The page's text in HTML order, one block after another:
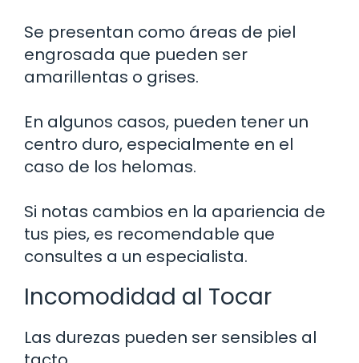
Se presentan como áreas de piel
engrosada que pueden ser
amarillentas o grises.
En algunos casos, pueden tener un
centro duro, especialmente en el
caso de los helomas.
Si notas cambios en la apariencia de
tus pies, es recomendable que
consultes a un especialista.
Incomodidad al Tocar
Las durezas pueden ser sensibles al